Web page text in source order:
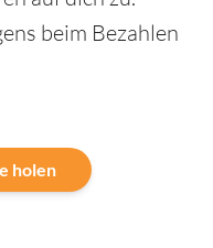
beim Bezahlen
holen